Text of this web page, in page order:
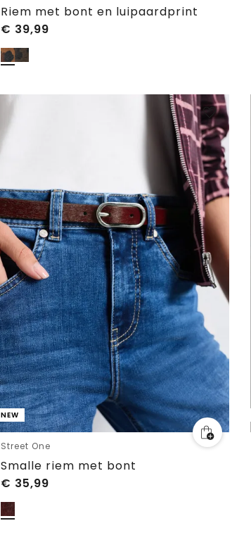
Riem met bont en luipaardprint
€ 39,99
NEW
Street One
Smalle riem met bont
€ 35,99